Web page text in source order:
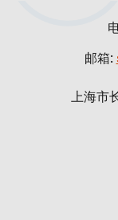
邮箱:
上海市